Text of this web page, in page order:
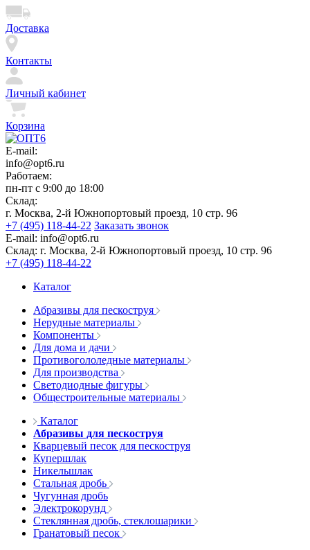
Доставка
Контакты
Личный кабинет
Корзина
E-mail:
info@opt6.ru
Работаем:
пн-пт с 9:00 до 18:00
Склад:
г. Москва, 2-й Южнопортовый проезд, 10 стр. 96
+7 (495) 118-44-22 Заказать звонок
E-mail: info@opt6.ru
Склад: г. Москва, 2-й Южнопортовый проезд, 10 стр. 96
+7 (495) 118-44-22
Каталог
Абразивы для пескоструя
Нерудные материалы
Компоненты
Для дома и дачи
Противогололедные материалы
Для производства
Светодиодные фигуры
Общестроительные материалы
Каталог
Абразивы для пескоструя
Кварцевый песок для пескоструя
Купершлак
Никельшлак
Стальная дробь
Чугунная дробь
Электрокорунд
Стеклянная дробь, стеклошарики
Гранатовый песок